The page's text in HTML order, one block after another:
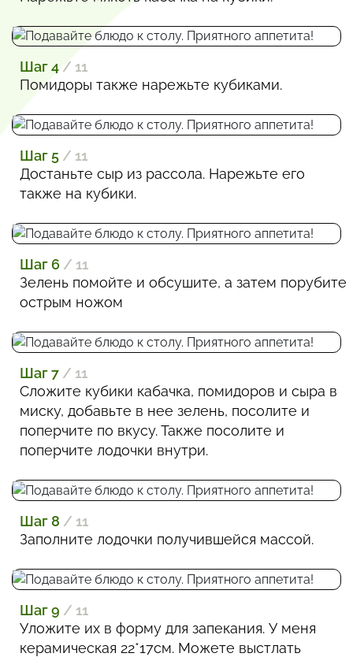
Шаг 4 / 11
Помидоры также нарежьте кубиками.
Шаг 5 / 11
Достаньте сыр из рассола. Нарежьте его
также на кубики.
Шаг 6 / 11
Зелень помойте и обсушите, а затем порубите
острым ножом
Шаг 7 / 11
Сложите кубики кабачка, помидоров и сыра в
миску, добавьте в нее зелень, посолите и
поперчите по вкусу. Также посолите и
поперчите лодочки внутри.
Шаг 8 / 11
Заполните лодочки получившейся массой.
Шаг 9 / 11
Уложите их в форму для запекания. У меня
керамическая 22*17см. Можете выстлать